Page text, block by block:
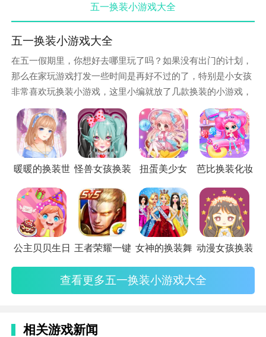
断解锁和提升装扮技巧，成为游戏内的顶级
游戏优势
1、休闲娱乐性高作为一款放置游戏，美少女的换装衣
橱不需要长时间的投入，玩家可以在空闲时间随时进行
游戏，享受放松的乐趣。
2、创造力与个性化游戏提供了丰富的装扮选项和选
择，让玩家可以发挥创造力，打造独特的角色形象。
3、社交互动性玩家可以与其他玩家分享自己的装扮成
4、持续更新与活动游戏会定期更新新的装扮内容和活
动，保持玩家的兴趣和参与度。
游戏亮点
1、精美的画面和音效美少女的换装衣橱拥有精美的画
面和悦耳的音效，为玩家带来视听上的享受。
项，包括发型、服装、配饰等，满足玩家对个性化的追
五一换装小游戏大全
五一换装小游戏大全
在五一假期里，你想好去哪里玩了吗？如果没有出门的计划，
那么在家玩游戏打发一些时间是再好不过的了，特别是小女孩
非常喜欢玩换装小游戏，这里小编就放了几款换装的小游戏，
每个都非常有趣，操作起来很简单，主要是无聊的时候可以打
发时间。
暖暖的换装世界手游怪兽女孩换装 扭蛋美少女 芭比换装化妆秀
公主贝贝生日派对王者荣耀一键换装辅助女神的换装舞会动漫女孩换装
查看更多五一换装小游戏大全
相关游戏新闻